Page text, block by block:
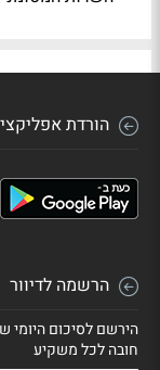
הורדת
הרשמה לדיוור
הירשם לסיכום היומי
חובה לכל משקיע